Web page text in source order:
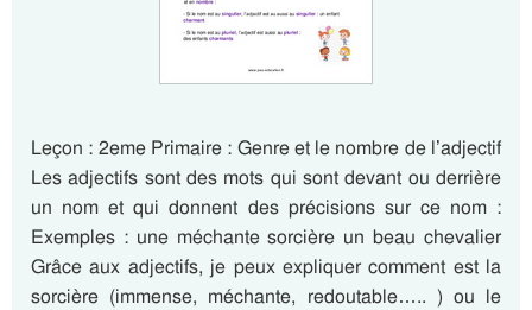
Leçon : 2eme Primaire : Genre et le nombre de l’adjectif
Les adjectifs sont des mots qui sont devant ou derrière
un nom et qui donnent des précisions sur ce nom :
Exemples : une méchante sorcière un beau chevalier
Grâce aux adjectifs, je peux expliquer comment est la
sorcière (immense, méchante, redoutable….. ) ou le